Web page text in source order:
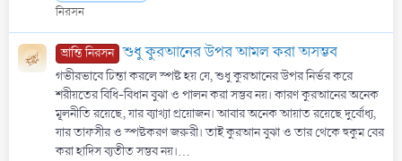
নিরসন
ভ্রান্তি নিরসন শুধু কুরআনের উপর আমল করা অসম্ভব
গভীরভাবে চিন্তা করলে স্পষ্ট হয় যে, শুধু কুরআনের উপর নির্ভর করে
শরীয়তের বিধি-বিধান বুঝা ও পালন করা সম্ভব নয়। কারণ কুরআনের অনেক
মূলনীতি রয়েছে, যার ব্যাখ্যা প্রয়োজন। আবার অনেক আয়াত রয়েছে দুর্বোধ্য,
যার তাফসীর ও স্পষ্টকরণ জরুরী। তাই কুরআন বুঝা ও তার থেকে হুকুম বের
করা হাদিস ব্যতীত সম্ভব নয়।...